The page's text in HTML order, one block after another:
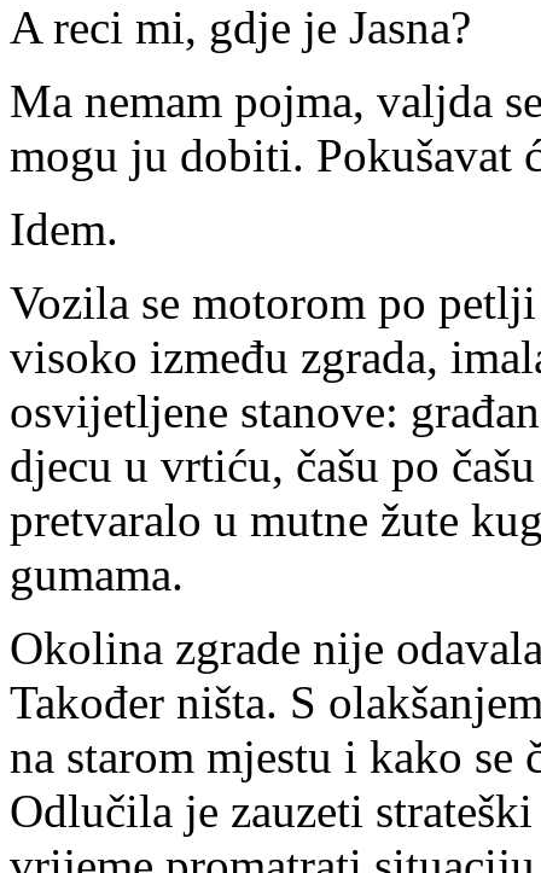
A reci mi, gdje je Jasna?
Ma nemam pojma, valjda
mogu ju dobiti. Pokušavat
Idem.
Vozila se motorom po
visoko između zgrada,
osvijetljene stanove:
djecu u vrtiću, čašu po
pretvaralo u mutne žute
gumama.
Okolina zgrade nije
Također ništa. S
na starom mjestu i kako se
Odlučila je zauzeti